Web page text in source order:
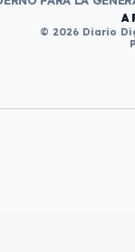
© 2026 Diario